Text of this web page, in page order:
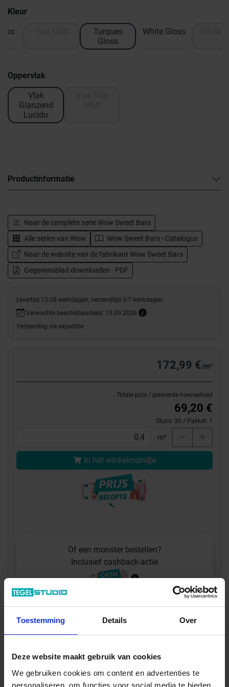
Toestemming Details Over
Deze website maakt gebruik van cookies
We gebruiken cookies om content en advertenties te
personaliseren, om functies voor social media te bieden
Kleur
Turques
Gloss
White Gloss
Oppervlak
Vlak
Glanzend
Lucido
Productinformatie
Naar de complete serieWow Sweet Bars
Alle series van Wow
Wow Sweet Bars - Catalogus
Naar de website van de fabrikant Wow Sweet Bars
Gegevensblad downloaden - PDF
Levertijd 15-28 werkdagen, verzendtijd 5-7 werkdagen
Verwachte beschikbaarheid: 19.09.2026
Verzending via expeditie
172,99 €/m²
Totale prijs / geleverde hoeveelheid
69,20 €
Stuks: 30 / Pakket: 1
m²
In het winkelmandje
Of een monster bestellen?
Inclusief cashback-actie